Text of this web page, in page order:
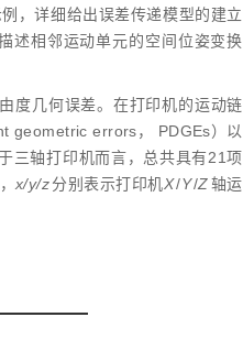
，详细给出误差传递模型的建立
述相邻运动单元的空间位姿变换
度几何误差。在打印机的运动链
geometric errors， PDGEs）以
三轴打印机而言，总共具有21项
x/y/z分别表示打印机X/Y/Z轴运